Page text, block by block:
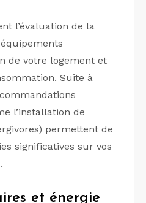
l’évaluation de la
de votre logement et
Suite à
l’installation de
permettent de
significatives sur vos
et énergie